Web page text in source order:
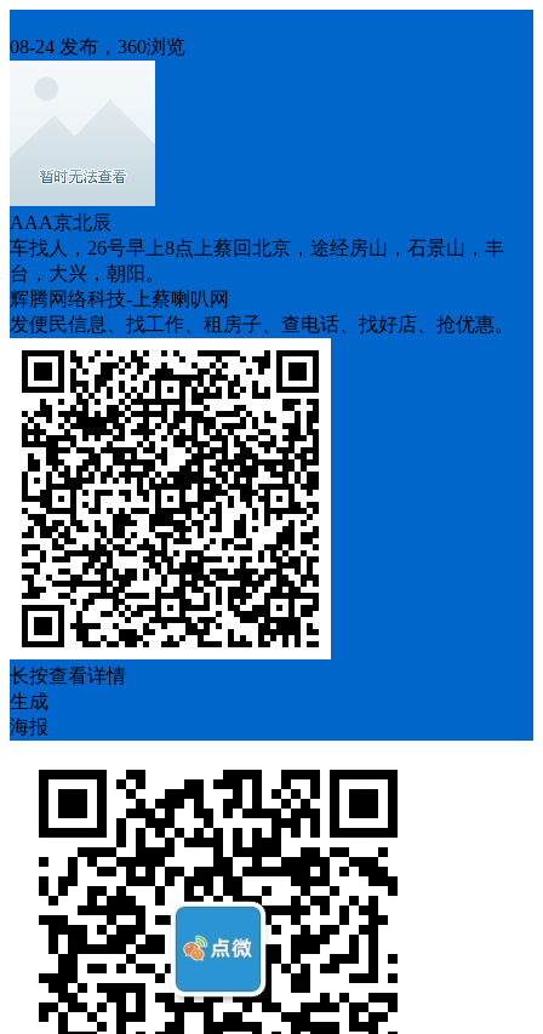
08-24 发布，360浏览
AAA京北辰
车找人，26号早上8点上蔡回北京，途经房山，石景山，丰
台，大兴，朝阳。
辉腾网络科技-上蔡喇叭网
发便民信息、找工作、租房子、查电话、找好店、抢优惠。
长按查看详情
生成
海报